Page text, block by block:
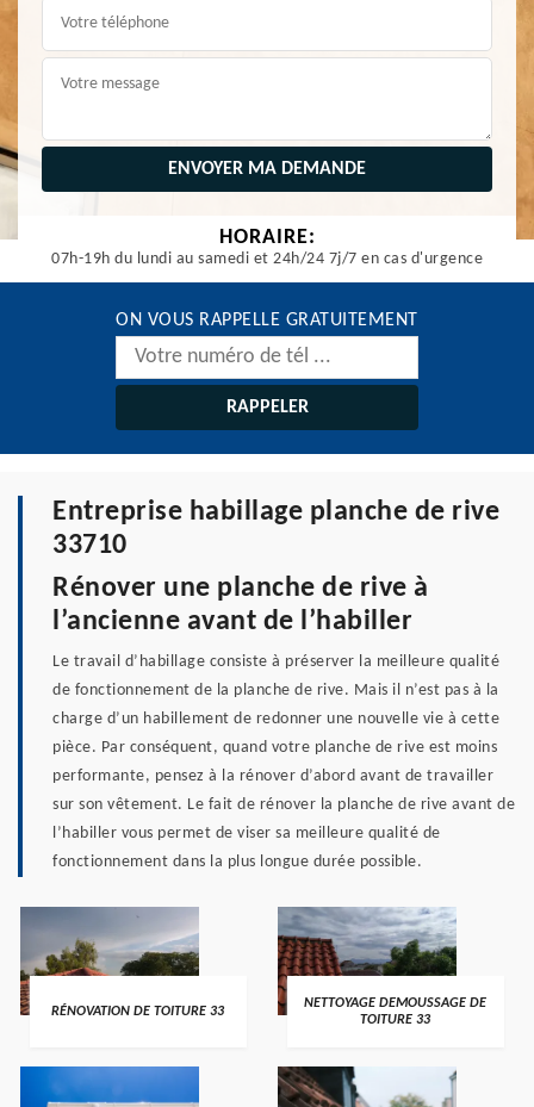
HORAIRE:
07h-19h du lundi au samedi et 24h/24 7j/7 en cas d'urgence
ON VOUS RAPPELLE GRATUITEMENT
Entreprise habillage planche de rive
33710
Rénover une planche de rive à
l’ancienne avant de l’habiller
Le travail d’habillage consiste à préserver la meilleure qualité
de fonctionnement de la planche de rive. Mais il n’est pas à la
charge d’un habillement de redonner une nouvelle vie à cette
pièce. Par conséquent, quand votre planche de rive est moins
performante, pensez à la rénover d’abord avant de travailler
sur son vêtement. Le fait de rénover la planche de rive avant de
l’habiller vous permet de viser sa meilleure qualité de
fonctionnement dans la plus longue durée possible.
RÉNOVATION DE TOITURE 33
NETTOYAGE DEMOUSSAGE DE
TOITURE 33